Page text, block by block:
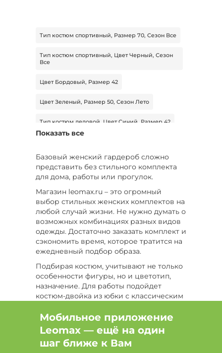
Тип костюм спортивный, Размер 70, Сезон Все
Тип костюм спортивный, Цвет Черный, Сезон
Все
Цвет Бордовый, Размер 42
Цвет Зеленый, Размер 50, Сезон Лето
Тип костюм деловой, Цвет Синий, Размер 42
Цвет Белый, Размер 56, Сезон Лето
Тип костюм спортивный, Цвет Черный, Размер
56
Тип костюм спортивный, Цвет Белый
Тип костюм домашний, Цвет Голубой
Тип костюм домашний, Цвет Голубой, Сезон
Лето
Тип футболка, Цвет Розовый
Тип брюки, Цвет Зеленый, Размер 50
Тип брюки, Размер 48
Цвет Белый, Размер 58, Сезон Демисезон
Показать все
Базовый женский гардероб сложно
представить без стильного комплекта
для дома, работы или прогулок.
Магазин leomax.ru – это огромный
выбор стильных женских комплектов на
любой случай жизни. Не нужно думать о
возможных комбинациях разных видов
одежды. Достаточно заказать комплект и
сэкономить время, которое тратится на
ежедневный подбор образа.
Подбирая костюм, учитывают не только
особенности фигуры, но и цветотип,
назначение. Для работы подойдет
костюм-двойка из юбки с классическим
кроя в тандеме с удлиненным
кардиганом. Хороший выбор – костюм-
тройка из брюк, легкой однотонной
блузки, классического кроя пиджака.
Мобильное приложение
Leomax — ещё на один
шаг ближе к Вам